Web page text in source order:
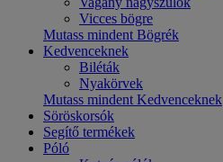
Vicces bögre
Mutass mindent Bögrék
Kedvenceknek
Biléták
Nyakörvek
Mutass mindent Kedvenceknek
Söröskorsók
Segítő termékek
Póló